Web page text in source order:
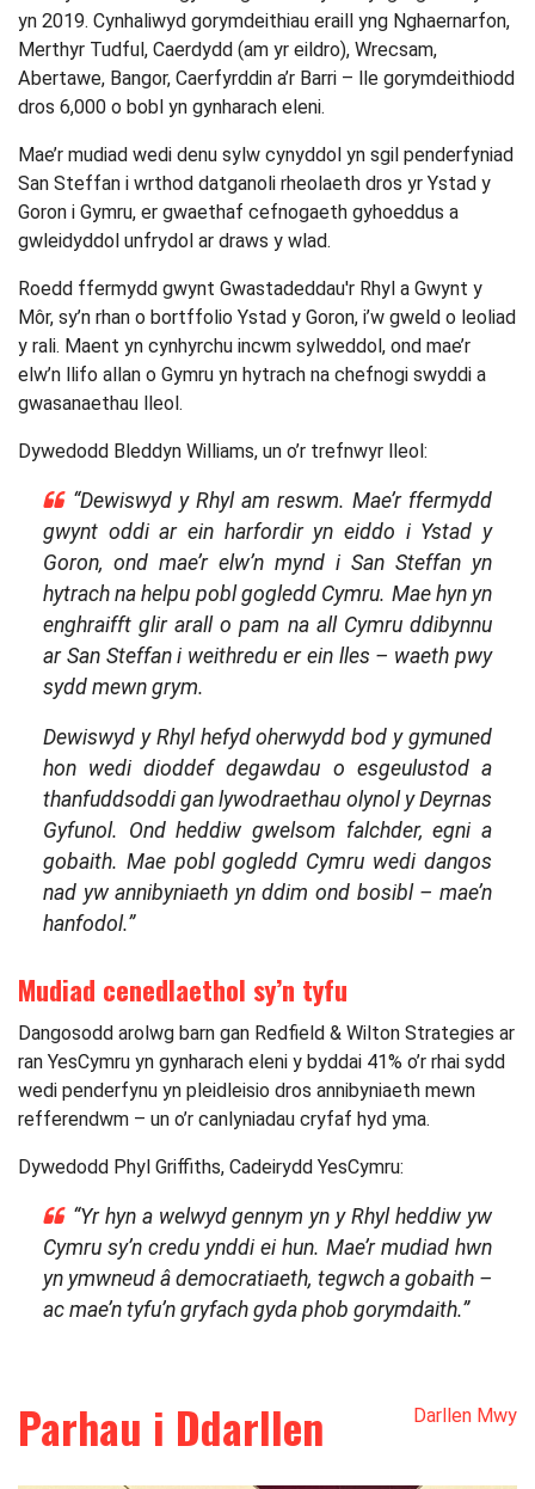
yn 2019. Cynhaliwyd gorymdeithiau eraill yng Nghaernarfon,
Merthyr Tudful, Caerdydd (am yr eildro), Wrecsam,
Abertawe, Bangor, Caerfyrddin a’r Barri – lle gorymdeithiodd
dros 6,000 o bobl yn gynharach eleni.
Mae’r mudiad wedi denu sylw cynyddol yn sgil penderfyniad
San Steffan i wrthod datganoli rheolaeth dros yr Ystad y
Goron i Gymru, er gwaethaf cefnogaeth gyhoeddus a
gwleidyddol unfrydol ar draws y wlad.
Roedd ffermydd gwynt Gwastadeddau'r Rhyl a Gwynt y
Môr, sy’n rhan o bortffolio Ystad y Goron, i’w gweld o leoliad
y rali. Maent yn cynhyrchu incwm sylweddol, ond mae’r
elw’n llifo allan o Gymru yn hytrach na chefnogi swyddi a
gwasanaethau lleol.
Dywedodd Bleddyn Williams, un o’r trefnwyr lleol:
“Dewiswyd y Rhyl am reswm. Mae’r ffermydd
gwynt oddi ar ein harfordir yn eiddo i Ystad y
Goron, ond mae’r elw’n mynd i San Steffan yn
hytrach na helpu pobl gogledd Cymru. Mae hyn yn
enghraifft glir arall o pam na all Cymru ddibynnu
ar San Steffan i weithredu er ein lles – waeth pwy
sydd mewn grym.
Dewiswyd y Rhyl hefyd oherwydd bod y gymuned
hon wedi dioddef degawdau o esgeulustod a
thanfuddsoddi gan lywodraethau olynol y Deyrnas
Gyfunol. Ond heddiw gwelsom falchder, egni a
gobaith. Mae pobl gogledd Cymru wedi dangos
nad yw annibyniaeth yn ddim ond bosibl – mae’n
hanfodol.”
Mudiad cenedlaethol sy’n tyfu
Dangosodd arolwg barn gan Redfield & Wilton Strategies ar
ran YesCymru yn gynharach eleni y byddai 41% o’r rhai sydd
wedi penderfynu yn pleidleisio dros annibyniaeth mewn
refferendwm – un o’r canlyniadau cryfaf hyd yma.
Dywedodd Phyl Griffiths, Cadeirydd YesCymru:
“Yr hyn a welwyd gennym yn y Rhyl heddiw yw
Cymru sy’n credu ynddi ei hun. Mae’r mudiad hwn
yn ymwneud â democratiaeth, tegwch a gobaith –
ac mae’n tyfu’n gryfach gyda phob gorymdaith.”
Parhau i Ddarllen Darllen Mwy